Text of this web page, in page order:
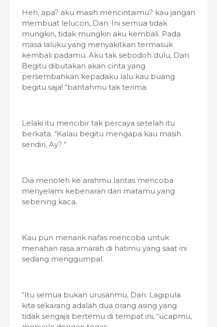
Heh, apa? aku masih mencintaimu? kau jangan
membuat lelucon, Dan. Ini semua tidak
mungkin, tidak mungkin aku kembali. Pada
masa laluku yang menyakitkan termasuk
kembali padamu. Aku tak sebodoh dulu, Dan.
Begitu dibutakan akan cinta yang
persembahkan kepadaku lalu kau buang
begitu saja! “bantahmu tak terima.
Lelaki itu mencibir tak percaya setelah itu
berkata. “Kalau begitu mengapa kau masih
sendiri, Ay? “
Dia menoleh ke arahmu lantas mencoba
menyelami kebenaran dari matamu yang
sebening kaca.
Kau pun menarik nafas mencoba untuk
menahan rasa amarah di hatimu yang saat ini
sedang menggumpal.
“Itu semua bukan urusanmu, Dan. Lagipula
kita sekarang adalah dua orang asing yang
tidak sengaja bertemu di tempat ini, “ucapmu,